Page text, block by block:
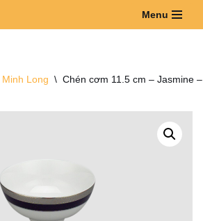
Menu
Long \ Chén cơm 11.5 cm – Jasmine